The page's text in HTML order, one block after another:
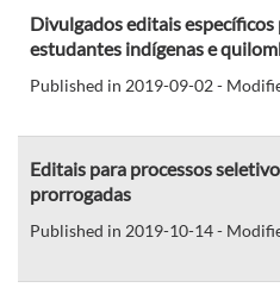
Divulgados editais específicos
estudantes indígenas e
Published in 2019-09-02 -
Editais para processos
prorrogadas
Published in 2019-10-14 -